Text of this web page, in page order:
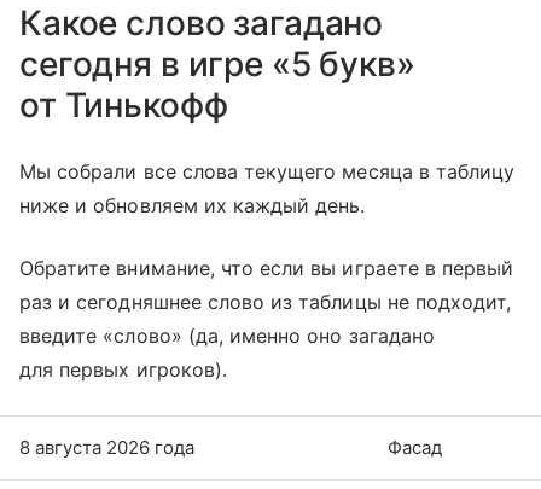
Какое слово загадано
сегодня в игре «5 букв»
от Тинькофф
Мы собрали все слова текущего месяца в таблицу
ниже и обновляем их каждый день.
Обратите внимание, что если вы играете в первый
раз и сегодняшнее слово из таблицы не подходит,
введите «слово» (да, именно оно загадано
для первых игроков).
8 августа 2026 года Фасад